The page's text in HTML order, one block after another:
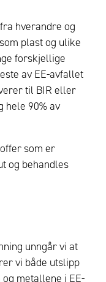
hverandre og
plast og ulike
forskjellige
av EE-avfallet
til BIR eller
hele 90% av
som er
og behandles
unngår vi at
vi både utslipp
metallene i EE-